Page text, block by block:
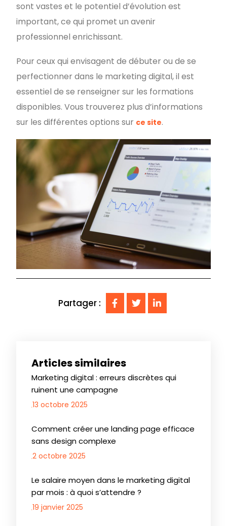
sont vastes et le potentiel d’évolution est
important, ce qui promet un avenir
professionnel enrichissant.
Pour ceux qui envisagent de débuter ou de se
perfectionner dans le marketing digital, il est
essentiel de se renseigner sur les formations
disponibles. Vous trouverez plus d’informations
sur les différentes options sur ce site.
Partager :
Articles similaires
Marketing digital : erreurs discrètes qui
ruinent une campagne
13 octobre 2025
Comment créer une landing page efficace
sans design complexe
2 octobre 2025
Le salaire moyen dans le marketing digital
par mois : à quoi s’attendre ?
19 janvier 2025